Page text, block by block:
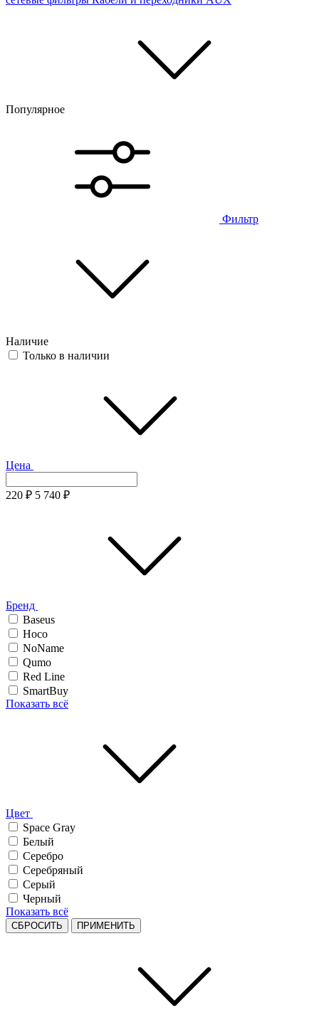
Популярное
Фильтр
Наличие
Только в наличии
Цена
220 ₽ 5 740 ₽
Бренд
Baseus
Hoco
NoName
Qumo
Red Line
SmartBuy
Показать всё
Цвет
Space Gray
Белый
Серебро
Серебряный
Серый
Черный
Показать всё
СБРОСИТЬ ПРИМЕНИТЬ